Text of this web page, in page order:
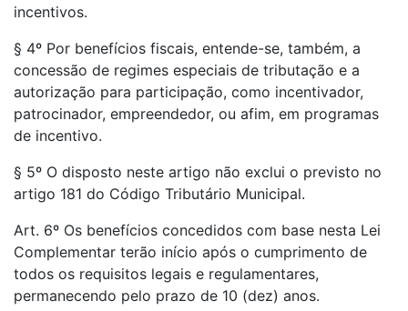
incentivos.
§ 4º Por benefícios fiscais, entende-se, também, a
concessão de regimes especiais de tributação e a
autorização para participação, como incentivador,
patrocinador, empreendedor, ou afim, em programas
de incentivo.
§ 5º O disposto neste artigo não exclui o previsto no
artigo 181 do Código Tributário Municipal.
Art. 6º Os benefícios concedidos com base nesta Lei
Complementar terão início após o cumprimento de
todos os requisitos legais e regulamentares,
permanecendo pelo prazo de 10 (dez) anos.